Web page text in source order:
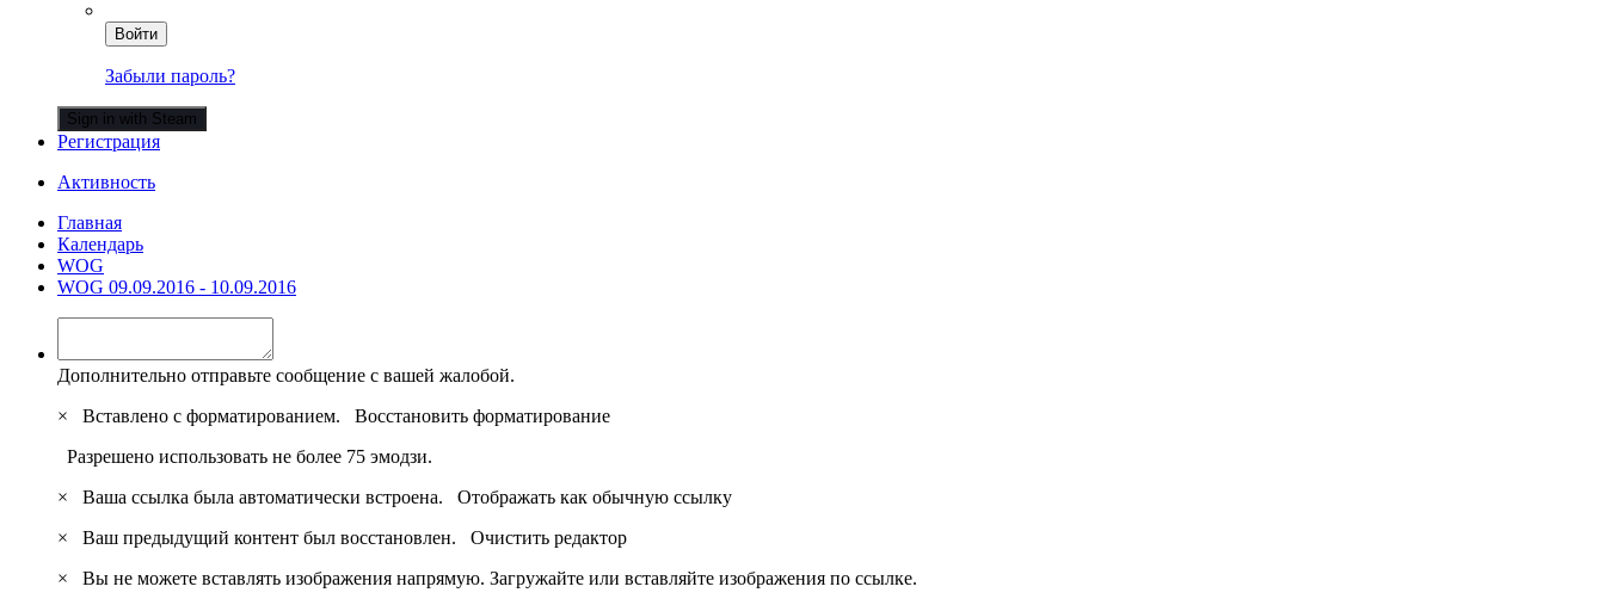
Войти
Забыли пароль?
Sign in with Steam
Регистрация
Активность
Главная
Календарь
WOG
WOG 09.09.2016 - 10.09.2016
Дополнительно отправьте сообщение с вашей жалобой.
×
Вставлено с форматированием. Восстановить форматирование
Разрешено использовать не более 75 эмодзи.
×
Ваша ссылка была автоматически встроена. Отображать как обычную ссылку
×
Ваш предыдущий контент был восстановлен. Очистить редактор
×
Вы не можете вставлять изображения напрямую. Загружайте или вставляйте изображения по ссылке.